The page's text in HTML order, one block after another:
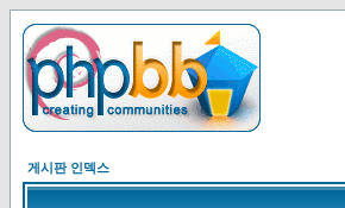
게시판 인덱스